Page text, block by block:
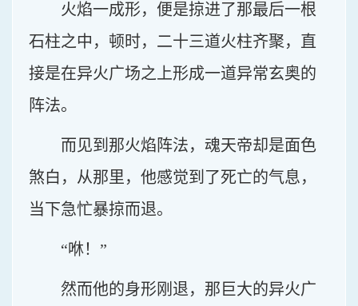
火焰一成形，便是掠进了那最后一根
石柱之中，顿时，二十三道火柱齐聚，直
接是在异火广场之上形成一道异常玄奥的
阵法。
而见到那火焰阵法，魂天帝却是面色
煞白，从那里，他感觉到了死亡的气息，
当下急忙暴掠而退。
“咻！”
然而他的身形刚退，那巨大的异火广